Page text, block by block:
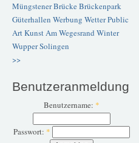
Müngstener BrückeBrückenpark
Güterhallen Werbung WetterPublic
ArtKunstAm Wegesrand Winter
WupperSolingen
>>
Benutzeranmeldung
Benutzername: *
Passwort: *